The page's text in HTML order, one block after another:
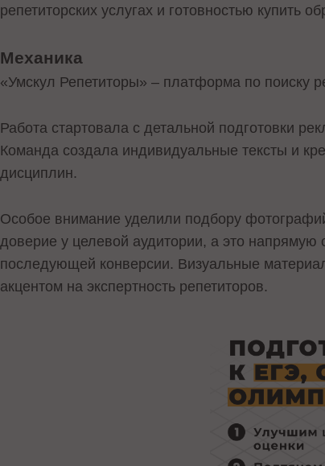
репетиторских услугах и готовностью купить
Механика
«Умскул Репетиторы» – платформа по поиску
Работа стартовала с детальной подготовки
Команда создала индивидуальные тексты и
дисциплин.
Особое внимание уделили подбору
доверие у целевой аудитории, а это напрямую
последующей конверсии. Визуальные
акцентом на экспертность репетиторов.